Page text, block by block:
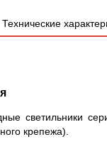
Технические
светильники
крепежа).